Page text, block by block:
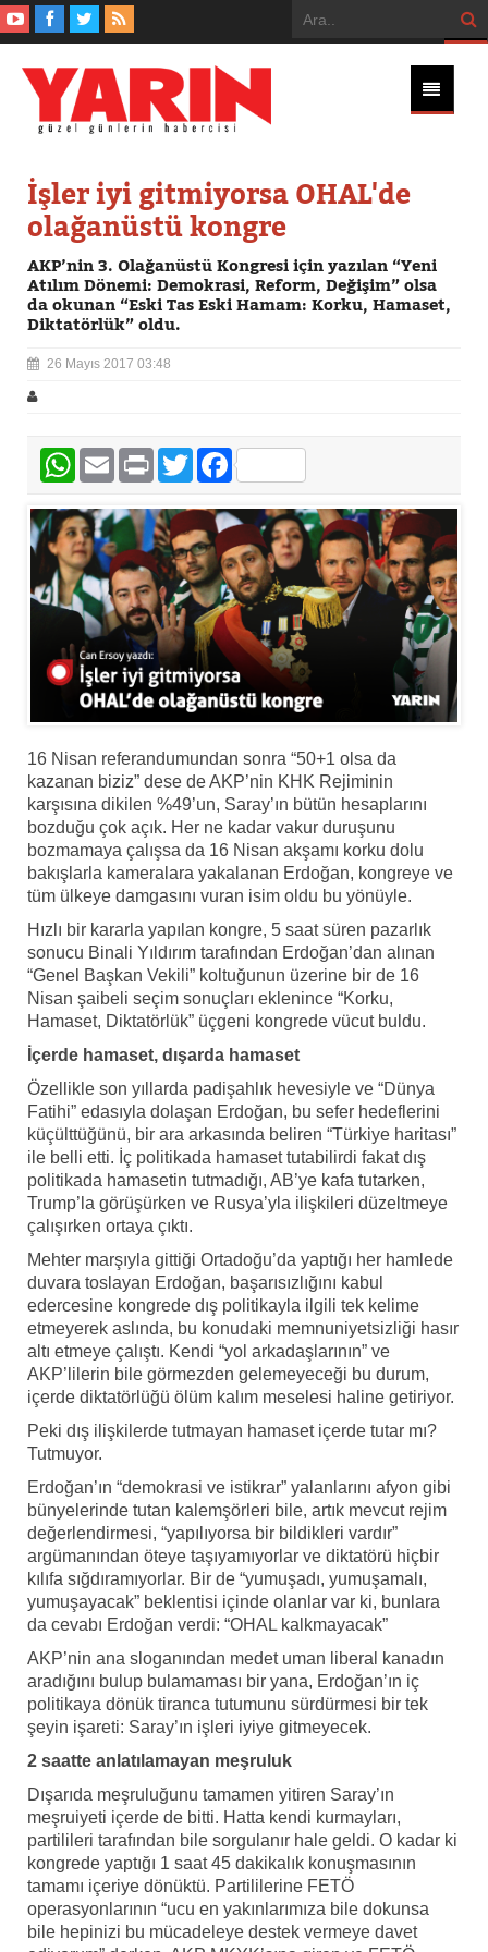
İşler iyi gitmiyorsa OHAL'de
olağanüstü kongre
AKP’nin 3. Olağanüstü Kongresi için yazılan “Yeni
Atılım Dönemi: Demokrasi, Reform, Değişim” olsa
da okunan “Eski Tas Eski Hamam: Korku, Hamaset,
Diktatörlük” oldu.
26 Mayıs 2017 03:48
WhatsApp
EmailPrint TwitterFacebook
16 Nisan referandumundan sonra “50+1 olsa da
kazanan biziz” dese de AKP’nin KHK Rejiminin
karşısına dikilen %49’un, Saray’ın bütün hesaplarını
bozduğu çok açık. Her ne kadar vakur duruşunu
bozmamaya çalışsa da 16 Nisan akşamı korku dolu
bakışlarla kameralara yakalanan Erdoğan, kongreye ve
tüm ülkeye damgasını vuran isim oldu bu yönüyle.
Hızlı bir kararla yapılan kongre, 5 saat süren pazarlık
sonucu Binali Yıldırım tarafından Erdoğan’dan alınan
“Genel Başkan Vekili” koltuğunun üzerine bir de 16
Nisan şaibeli seçim sonuçları eklenince “Korku,
Hamaset, Diktatörlük” üçgeni kongrede vücut buldu.
İçerde hamaset, dışarda hamaset
Özellikle son yıllarda padişahlık hevesiyle ve “Dünya
Fatihi” edasıyla dolaşan Erdoğan, bu sefer hedeflerini
küçülttüğünü, bir ara arkasında beliren “Türkiye haritası”
ile belli etti. İç politikada hamaset tutabilirdi fakat dış
politikada hamasetin tutmadığı, AB’ye kafa tutarken,
Trump’la görüşürken ve Rusya’yla ilişkileri düzeltmeye
çalışırken ortaya çıktı.
Mehter marşıyla gittiği Ortadoğu’da yaptığı her hamlede
duvara toslayan Erdoğan, başarısızlığını kabul
edercesine kongrede dış politikayla ilgili tek kelime
etmeyerek aslında, bu konudaki memnuniyetsizliği hasır
altı etmeye çalıştı. Kendi “yol arkadaşlarının” ve
AKP’lilerin bile görmezden gelemeyeceği bu durum,
içerde diktatörlüğü ölüm kalım meselesi haline getiriyor.
Peki dış ilişkilerde tutmayan hamaset içerde tutar mı?
Tutmuyor.
Erdoğan’ın “demokrasi ve istikrar” yalanlarını afyon gibi
bünyelerinde tutan kalemşörleri bile, artık mevcut rejim
değerlendirmesi, “yapılıyorsa bir bildikleri vardır”
argümanından öteye taşıyamıyorlar ve diktatörü hiçbir
kılıfa sığdıramıyorlar. Bir de “yumuşadı, yumuşamalı,
yumuşayacak” beklentisi içinde olanlar var ki, bunlara
da cevabı Erdoğan verdi: “OHAL kalkmayacak”
AKP’nin ana sloganından medet uman liberal kanadın
aradığını bulup bulamaması bir yana, Erdoğan’ın iç
politikaya dönük tiranca tutumunu sürdürmesi bir tek
şeyin işareti: Saray’ın işleri iyiye gitmeyecek.
2 saatte anlatılamayan meşruluk
Dışarıda meşruluğunu tamamen yitiren Saray’ın
meşruiyeti içerde de bitti. Hatta kendi kurmayları,
partilileri tarafından bile sorgulanır hale geldi. O kadar ki
kongrede yaptığı 1 saat 45 dakikalık konuşmasının
tamamı içeriye dönüktü. Partililerine FETÖ
operasyonlarının “ucu en yakınlarımıza bile dokunsa
bile hepinizi bu mücadeleye destek vermeye davet